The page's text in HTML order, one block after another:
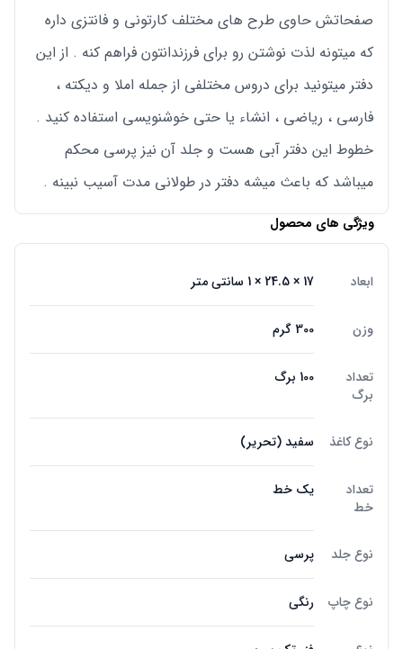
صفحاتش حاوی طرح های مختلف کارتونی و فانتزی داره
که میتونه لذت نوشتن رو برای فرزندانتون فراهم کنه . از این
دفتر میتونید برای دروس مختلفی از جمله املا و دیکته ،
فارسی ، ریاضی ، انشاء یا حتی خوشنویسی استفاده کنید .
خطوط این دفتر آبی هست و جلد آن نیز پرسی محکم
میباشد که باعث میشه دفتر در طولانی مدت آسیب نبینه .
ویژگی های محصول
ابعاد 17 × 24.5 × 1 سانتی متر
وزن 300 گرم
تعداد
برگ
100 برگ
نوع کاغذ سفید (تحریر)
تعداد
خط
یک خط
نوع جلد پرسی
نوع چاپ رنگی